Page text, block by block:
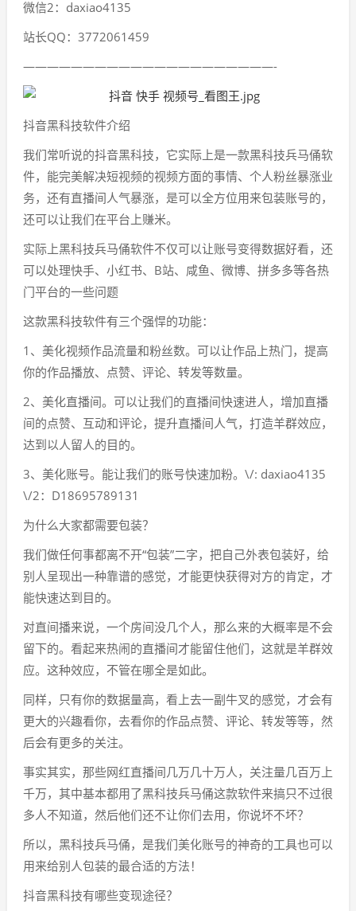
微信2：daxiao4135
站长QQ：3772061459
—————————————————————-
抖音黑科技软件介绍
我们常听说的抖音黑科技，它实际上是一款黑科技兵马俑软
件，能完美解决短视频的视频方面的事情、个人粉丝暴涨业
务，还有直播间人气暴涨，是可以全方位用来包装账号的，
还可以让我们在平台上赚米。
实际上黑科技兵马俑软件不仅可以让账号变得数据好看，还
可以处理快手、小红书、B站、咸鱼、微博、拼多多等各热
门平台的一些问题
这款黑科技软件有三个强悍的功能：
1、美化视频作品流量和粉丝数。可以让作品上热门，提高
你的作品播放、点赞、评论、转发等数量。
2、美化直播间。可以让我们的直播间快速进人，增加直播
间的点赞、互动和评论，提升直播间人气，打造羊群效应，
达到以人留人的目的。
3、美化账号。能让我们的账号快速加粉。\/: daxiao4135
\/2：D18695789131
为什么大家都需要包装？
我们做任何事都离不开“包装”二字，把自己外表包装好，给
别人呈现出一种靠谱的感觉，才能更快获得对方的肯定，才
能快速达到目的。
对直间播来说，一个房间没几个人，那么来的大概率是不会
留下的。看起来热闹的直播间才能留住他们，这就是羊群效
应。这种效应，不管在哪全是如此。
同样，只有你的数据量高，看上去一副牛叉的感觉，才会有
更大的兴趣看你，去看你的作品点赞、评论、转发等等，然
后会有更多的关注。
事实其实，那些网红直播间几万几十万人，关注量几百万上
千万，其中基本都用了黑科技兵马俑这款软件来搞只不过很
多人不知道，然后他们还不让你们去用，你说坏不坏？
所以，黑科技兵马俑，是我们美化账号的神奇的工具也可以
用来给别人包装的最合适的方法！
抖音黑科技有哪些变现途径？